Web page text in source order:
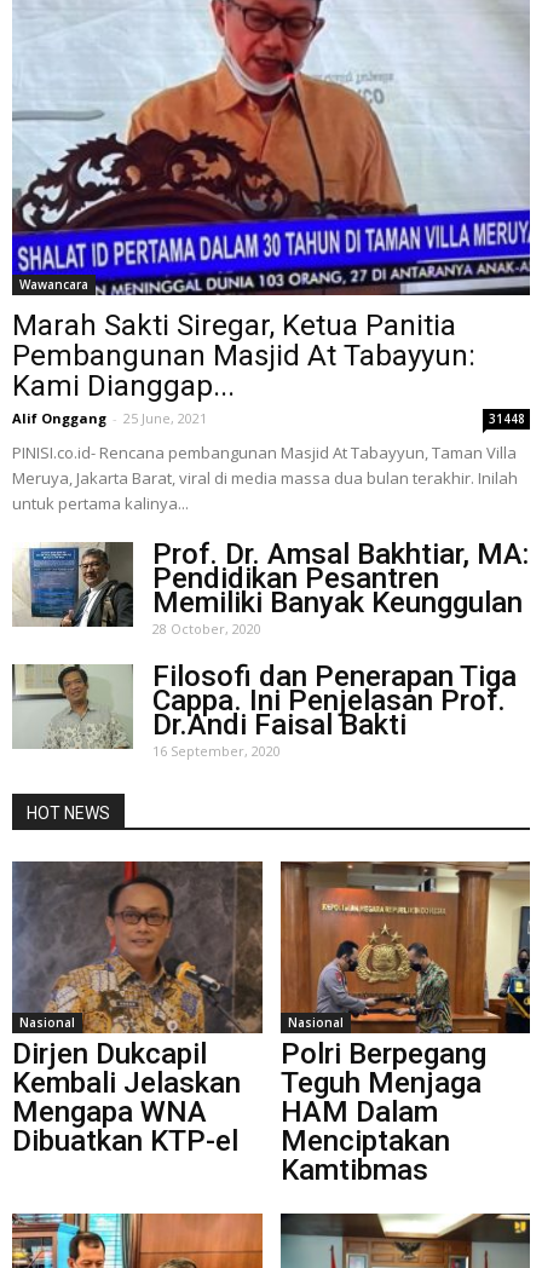
Wawancara
Marah Sakti Siregar, Ketua Panitia
Pembangunan Masjid At Tabayyun:
Kami Dianggap...
Alif Onggang - 25 June, 2021 31448
PINISI.co.id- Rencana pembangunan Masjid At Tabayyun, Taman Villa
Meruya, Jakarta Barat, viral di media massa dua bulan terakhir. Inilah
untuk pertama kalinya...
Prof. Dr. Amsal Bakhtiar, MA:
Pendidikan Pesantren
Memiliki Banyak Keunggulan
28 October, 2020
Filosofi dan Penerapan Tiga
Cappa. Ini Penjelasan Prof.
Dr.Andi Faisal Bakti
16 September, 2020
HOT NEWS
Nasional
Dirjen Dukcapil
Kembali Jelaskan
Mengapa WNA
Dibuatkan KTP-el
Nasional
Polri Berpegang
Teguh Menjaga
HAM Dalam
Menciptakan
Kamtibmas